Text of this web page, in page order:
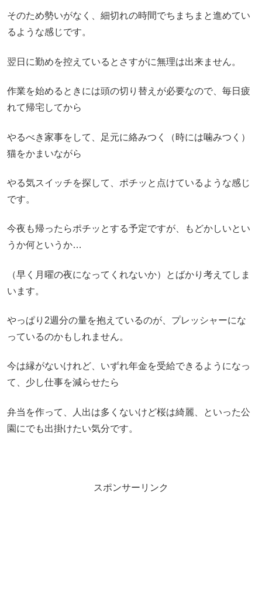
そのため勢いがなく、細切れの時間でちまちまと進めてい
るような感じです。
翌日に勤めを控えているとさすがに無理は出来ません。
作業を始めるときには頭の切り替えが必要なので、毎日疲
れて帰宅してから
やるべき家事をして、足元に絡みつく（時には噛みつく）
猫をかまいながら
やる気スイッチを探して、ポチッと点けているような感じ
です。
今夜も帰ったらポチッとする予定ですが、もどかしいとい
うか何というか…
（早く月曜の夜になってくれないか）とばかり考えてしま
います。
やっぱり2週分の量を抱えているのが、プレッシャーにな
っているのかもしれません。
今は縁がないけれど、いずれ年金を受給できるようになっ
て、少し仕事を減らせたら
弁当を作って、人出は多くないけど桜は綺麗、といった公
園にでも出掛けたい気分です。
スポンサーリンク